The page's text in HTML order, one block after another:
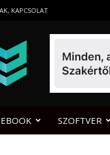
KAPCSOLAT
SZOFTVER